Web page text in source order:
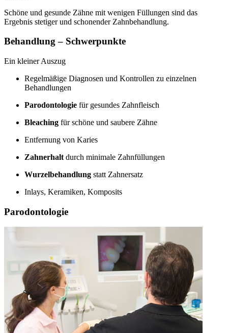
Schöne und gesunde Zähne mit wenigen Füllungen sind das
Ergebnis stetiger und schonender Zahnbehandlung.
Behandlung – Schwerpunkte
Ein kleiner Auszug
Regelmäßige Diagnosen und Kontrollen zu einzelnen
Behandlungen
Parodontologie für gesundes Zahnfleisch
Bleaching für schöne und saubere Zähne
Entfernung von Karies
Zahnerhalt durch minimale Zahnfüllungen
Wurzelbehandlung statt Zahnersatz
Inlays, Keramiken, Komposits
Parodontologie